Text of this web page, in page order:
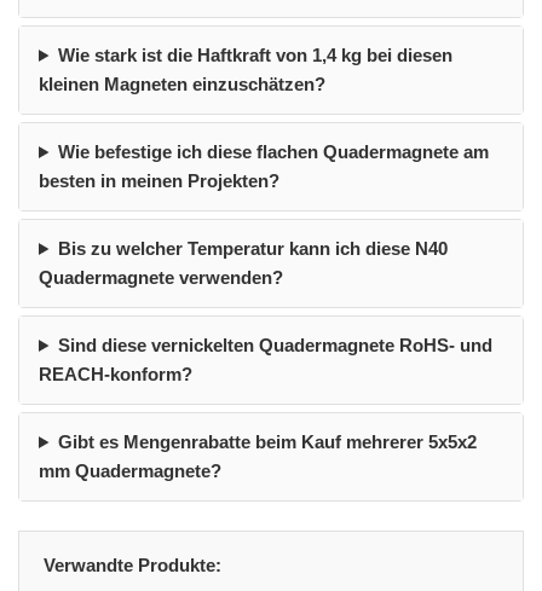
Wie stark ist die Haftkraft von 1,4 kg bei diesen
kleinen Magneten einzuschätzen?
Wie befestige ich diese flachen Quadermagnete am
besten in meinen Projekten?
Bis zu welcher Temperatur kann ich diese N40
Quadermagnete verwenden?
Sind diese vernickelten Quadermagnete RoHS- und
REACH-konform?
Gibt es Mengenrabatte beim Kauf mehrerer 5x5x2
mm Quadermagnete?
Verwandte Produkte: